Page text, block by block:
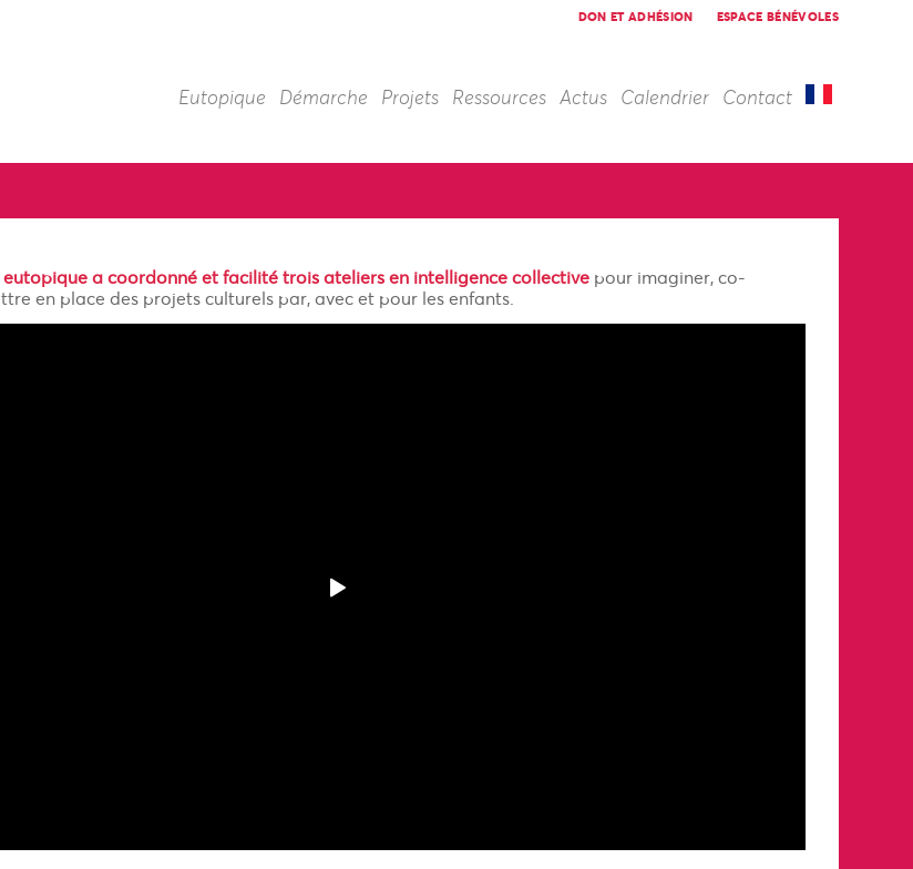
DON ET ADHÉSION ESPACE BÉNÉVOLES
Eutopique Démarche Projets Ressources Actus Calendrier Contact
eutopique a coordonné et facilité trois ateliers en intelligence collective pour imaginer, co-
en place des projets culturels par, avec et pour les enfants.